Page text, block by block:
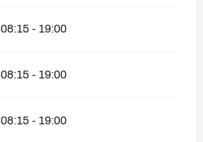
08:15 - 19:00
08:15 - 19:00
08:15 - 19:00